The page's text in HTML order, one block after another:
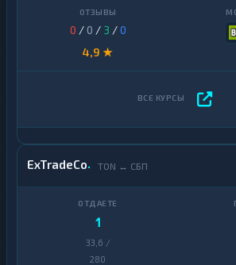
0 / 0 / 3 /0
4,9 ★
ExTradeCo TON ↔ СБП
1
33,6 /
280